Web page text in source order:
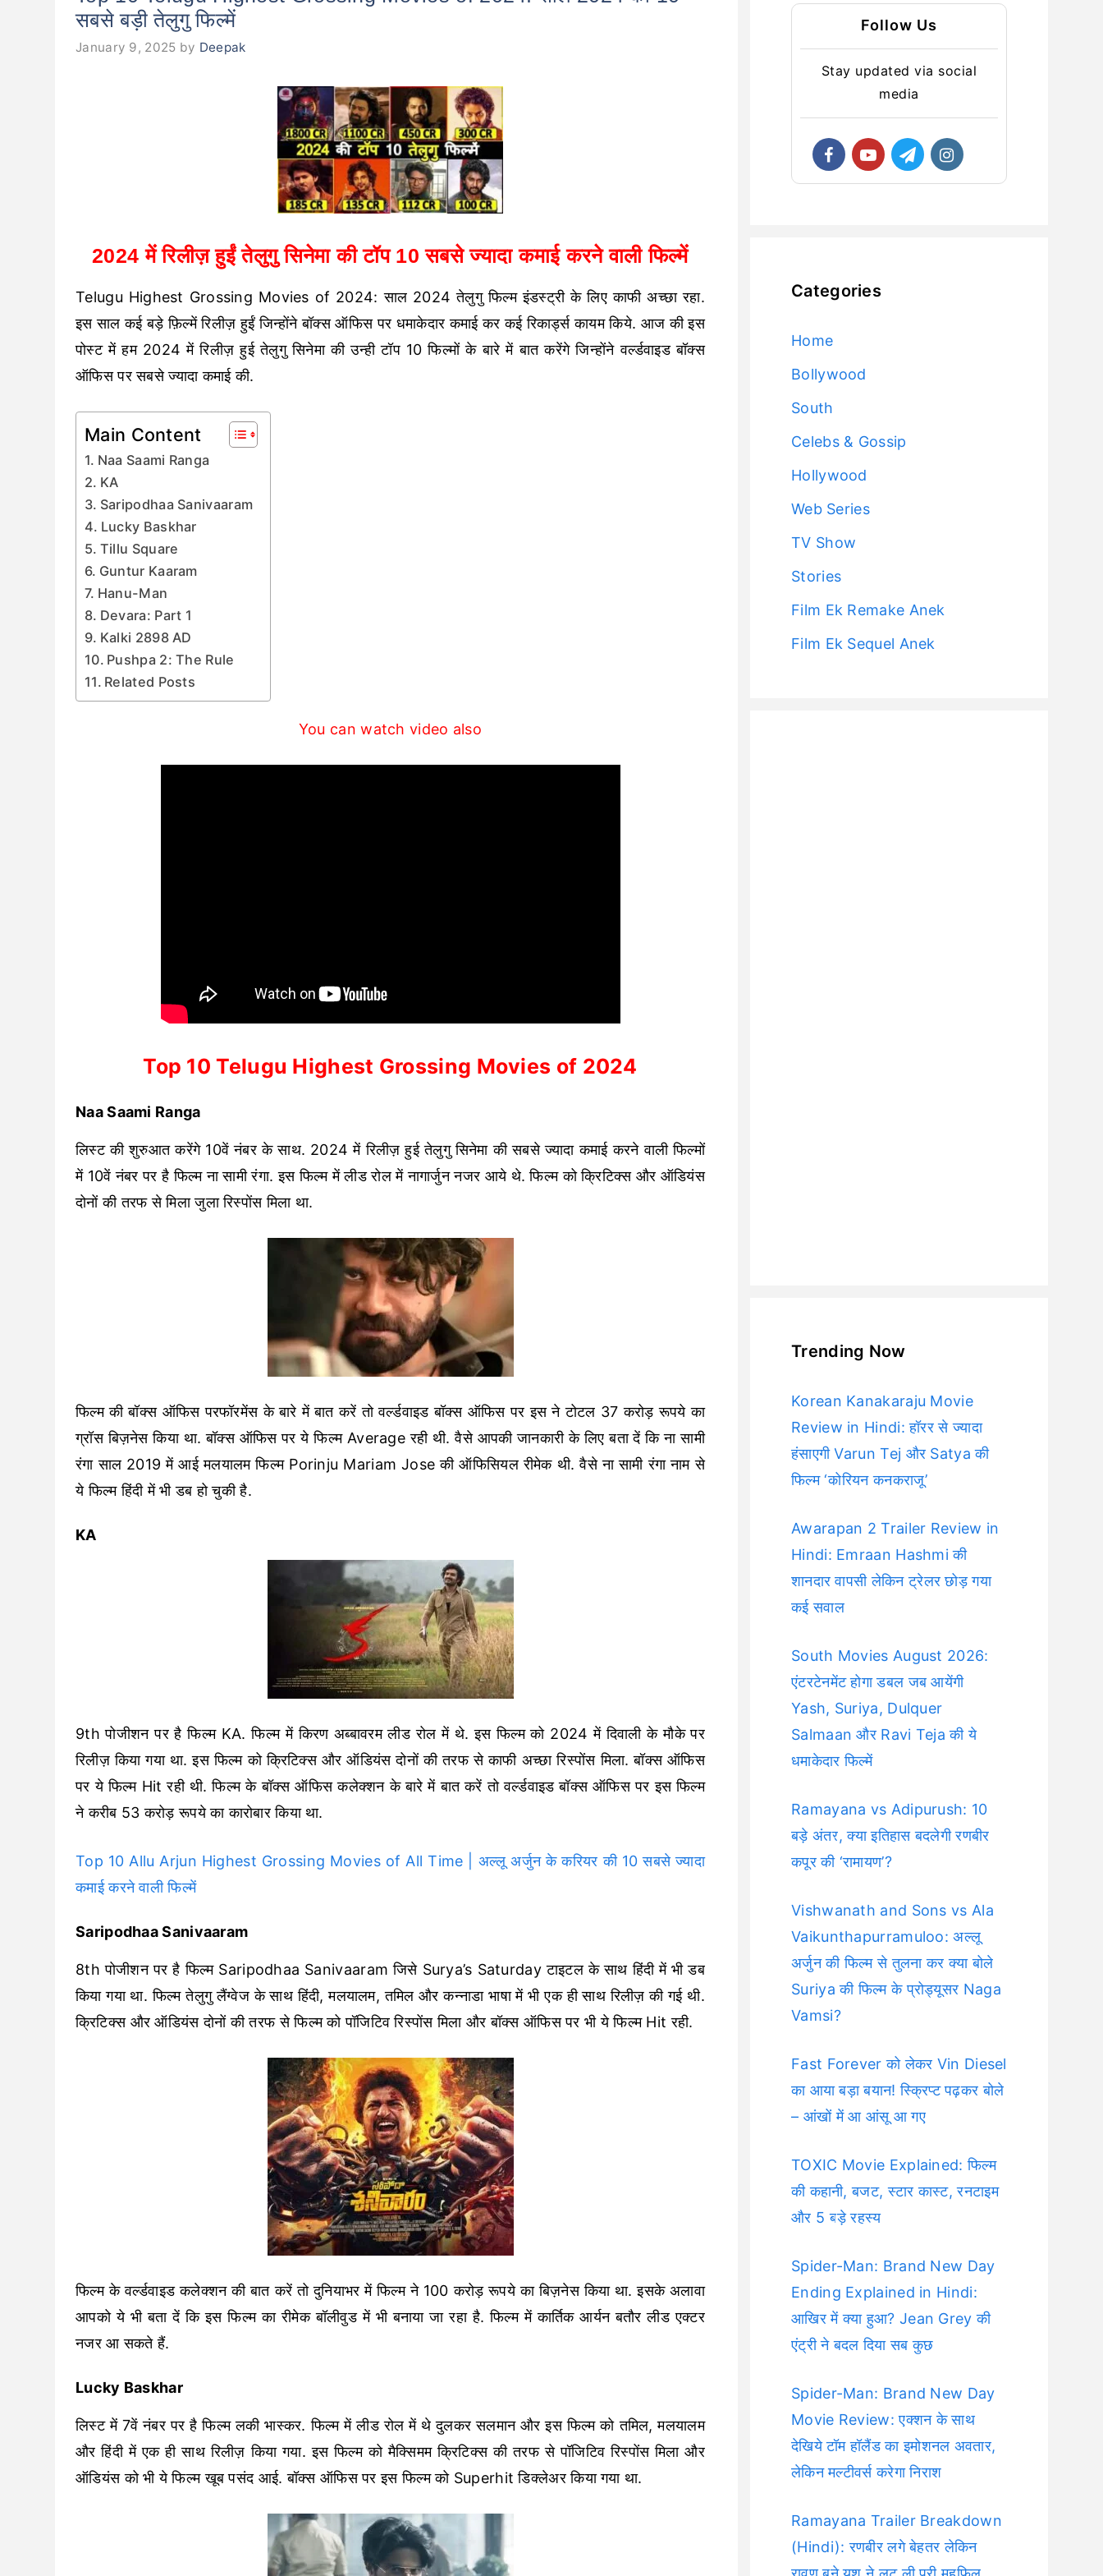
सबसे बड़ी तेलुगु फिल्में
January 9, 2025 by Deepak
2024 में रिलीज़ हुईं तेलुगु सिनेमा की टॉप 10 सबसे ज्यादा कमाई करने वाली फिल्में
Telugu Highest Grossing Movies of 2024: साल 2024 तेलुगु फिल्म इंडस्ट्री के लिए काफी अच्छा रहा.
इस साल कई बड़े फ़िल्में रिलीज़ हुईं जिन्होंने बॉक्स ऑफिस पर धमाकेदार कमाई कर कई रिकार्ड्स कायम किये. आज की इस
पोस्ट में हम 2024 में रिलीज़ हुई तेलुगु सिनेमा की उन्ही टॉप 10 फिल्मों के बारे में बात करेंगे जिन्होंने वर्ल्डवाइड बॉक्स
ऑफिस पर सबसे ज्यादा कमाई की.
Main Content
Naa Saami Ranga
KA
Saripodhaa Sanivaaram
Lucky Baskhar
Tillu Square
Guntur Kaaram
Hanu-Man
Devara: Part 1
Kalki 2898 AD
Pushpa 2: The Rule
Related Posts
You can watch video also
Top 10 Telugu Highest Grossing Movies of 2024
Naa Saami Ranga
लिस्ट की शुरुआत करेंगे 10वें नंबर के साथ. 2024 में रिलीज़ हुई तेलुगु सिनेमा की सबसे ज्यादा कमाई करने वाली फिल्मों
में 10वें नंबर पर है फिल्म ना सामी रंगा. इस फिल्म में लीड रोल में नागार्जुन नजर आये थे. फिल्म को क्रिटिक्स और ऑडियंस
दोनों की तरफ से मिला जुला रिस्पोंस मिला था.
फिल्म की बॉक्स ऑफिस परफॉरमेंस के बारे में बात करें तो वर्ल्डवाइड बॉक्स ऑफिस पर इस ने टोटल 37 करोड़ रूपये का
ग्रॉस बिज़नेस किया था. बॉक्स ऑफिस पर ये फिल्म Average रही थी. वैसे आपकी जानकारी के लिए बता दें कि ना सामी
रंगा साल 2019 में आई मलयालम फिल्म Porinju Mariam Jose की ऑफिसियल रीमेक थी. वैसे ना सामी रंगा नाम से
ये फिल्म हिंदी में भी डब हो चुकी है.
KA
9th पोजीशन पर है फिल्म KA. फिल्म में किरण अब्बावरम लीड रोल में थे. इस फिल्म को 2024 में दिवाली के मौके पर
रिलीज़ किया गया था. इस फिल्म को क्रिटिक्स और ऑडियंस दोनों की तरफ से काफी अच्छा रिस्पोंस मिला. बॉक्स ऑफिस
पर ये फिल्म Hit रही थी. फिल्म के बॉक्स ऑफिस कलेक्शन के बारे में बात करें तो वर्ल्डवाइड बॉक्स ऑफिस पर इस फिल्म
ने करीब 53 करोड़ रूपये का कारोबार किया था.
Top 10 Allu Arjun Highest Grossing Movies of All Time | अल्लू अर्जुन के करियर की 10 सबसे ज्यादा
कमाई करने वाली फिल्में
Saripodhaa Sanivaaram
8th पोजीशन पर है फिल्म Saripodhaa Sanivaaram जिसे Surya’s Saturday टाइटल के साथ हिंदी में भी डब
किया गया था. फिल्म तेलुगु लैंग्वेज के साथ हिंदी, मलयालम, तमिल और कन्नाडा भाषा में भी एक ही साथ रिलीज़ की गई थी.
क्रिटिक्स और ऑडियंस दोनों की तरफ से फिल्म को पॉजिटिव रिस्पोंस मिला और बॉक्स ऑफिस पर भी ये फिल्म Hit रही.
फिल्म के वर्ल्डवाइड कलेक्शन की बात करें तो दुनियाभर में फिल्म ने 100 करोड़ रूपये का बिज़नेस किया था. इसके अलावा
आपको ये भी बता दें कि इस फिल्म का रीमेक बॉलीवुड में भी बनाया जा रहा है. फिल्म में कार्तिक आर्यन बतौर लीड एक्टर
नजर आ सकते हैं.
Lucky Baskhar
लिस्ट में 7वें नंबर पर है फिल्म लकी भास्कर. फिल्म में लीड रोल में थे दुलकर सलमान और इस फिल्म को तमिल, मलयालम
और हिंदी में एक ही साथ रिलीज़ किया गया. इस फिल्म को मैक्सिमम क्रिटिक्स की तरफ से पॉजिटिव रिस्पोंस मिला और
ऑडियंस को भी ये फिल्म खूब पसंद आई. बॉक्स ऑफिस पर इस फिल्म को Superhit डिक्लेअर किया गया था.
Follow Us
Stay updated via social
media
Categories
Home
Bollywood
South
Celebs & Gossip
Hollywood
Web Series
TV Show
Stories
Film Ek Remake Anek
Film Ek Sequel Anek
Trending Now
Korean Kanakaraju Movie
Review in Hindi: हॉरर से ज्यादा
हंसाएगी Varun Tej और Satya की
फिल्म ‘कोरियन कनकराजू’
Awarapan 2 Trailer Review in
Hindi: Emraan Hashmi की
शानदार वापसी लेकिन ट्रेलर छोड़ गया
कई सवाल
South Movies August 2026:
एंटरटेनमेंट होगा डबल जब आयेंगी
Yash, Suriya, Dulquer
Salmaan और Ravi Teja की ये
धमाकेदार फिल्में
Ramayana vs Adipurush: 10
बड़े अंतर, क्या इतिहास बदलेगी रणबीर
कपूर की ‘रामायण’?
Vishwanath and Sons vs Ala
Vaikunthapurramuloo: अल्लू
अर्जुन की फिल्म से तुलना कर क्या बोले
Suriya की फिल्म के प्रोड्यूसर Naga
Vamsi?
Fast Forever को लेकर Vin Diesel
का आया बड़ा बयान! स्क्रिप्ट पढ़कर बोले
– आंखों में आ आंसू आ गए
TOXIC Movie Explained: फिल्म
की कहानी, बजट, स्टार कास्ट, रनटाइम
और 5 बड़े रहस्य
Spider-Man: Brand New Day
Ending Explained in Hindi:
आखिर में क्या हुआ? Jean Grey की
एंट्री ने बदल दिया सब कुछ
Spider-Man: Brand New Day
Movie Review: एक्शन के साथ
देखिये टॉम हॉलैंड का इमोशनल अवतार,
लेकिन मल्टीवर्स करेगा निराश
Ramayana Trailer Breakdown
(Hindi): रणबीर लगे बेहतर लेकिन